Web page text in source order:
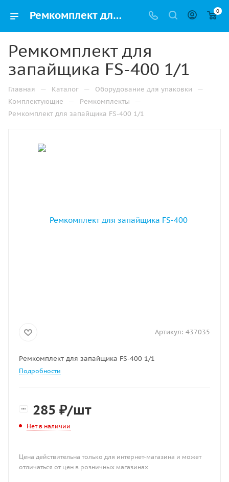
Ремкомплект для запайщика FS-400 1/1 купить в Санкт-Петербурге недорого с доставкой 0
Ремкомплект для
запайщика FS-400 1/1
Главная — Каталог — Оборудование для упаковки —
Комплектующие — Ремкомплекты —
Ремкомплект для запайщика FS-400 1/1
Артикул: 437035
Ремкомплект для запайщика FS-400 1/1
Подробности
285 ₽/шт
Нет в наличии
Цена действительна только для интернет-магазина и может
отличаться от цен в розничных магазинах